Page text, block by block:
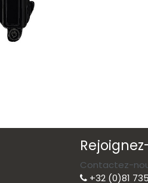
Contactez-
+32 (0)81